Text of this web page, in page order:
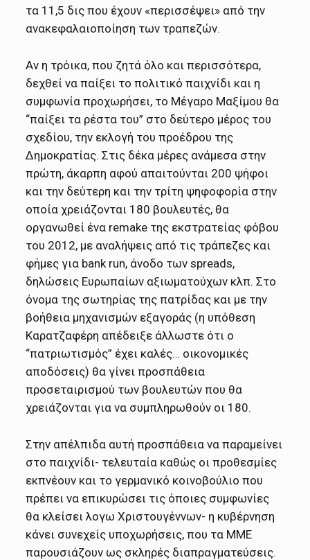
τα 11,5 δις που έχουν «περισσέψει» από την
ανακεφαλαιοποίηση των τραπεζών.
Αν η τρόικα, που ζητά όλο και περισσότερα,
δεχθεί να παίξει το πολιτικό παιχνίδι και η
συμφωνία προχωρήσει, το Μέγαρο Μαξίμου θα
“παίξει τα ρέστα του” στο δεύτερο μέρος του
σχεδίου, την εκλογή του προέδρου της
Δημοκρατίας. Στις δέκα μέρες ανάμεσα στην
πρώτη, άκαρπη αφού απαιτούνται 200 ψήφοι
και την δεύτερη και την τρίτη ψηφοφορία στην
οποία χρειάζονται 180 βουλευτές, θα
οργανωθεί ένα remake της εκστρατείας φόβου
του 2012, με αναλήψεις από τις τράπεζες και
φήμες για bank run, άνοδο των spreads,
δηλώσεις Ευρωπαίων αξιωματούχων κλπ. Στο
όνομα της σωτηρίας της πατρίδας και με την
βοήθεια μηχανισμών εξαγοράς (η υπόθεση
Καρατζαφέρη απέδειξε άλλωστε ότι ο
“πατριωτισμός” έχει καλές… οικονομικές
αποδόσεις) θα γίνει προσπάθεια
προσεταιρισμού των βουλευτών που θα
χρειάζονται για να συμπληρωθούν οι 180.
Στην απέλπιδα αυτή προσπάθεια να παραμείνει
στο παιχνίδι- τελευταία καθώς οι προθεσμίες
εκπνέουν και το γερμανικό κοινοβούλιο που
πρέπει να επικυρώσει τις όποιες συμφωνίες
θα κλείσει λογω Χριστουγέννων- η κυβέρνηση
κάνει συνεχείς υποχωρήσεις, που τα ΜΜΕ
παρουσιάζουν ως σκληρές διαπραγματεύσεις.